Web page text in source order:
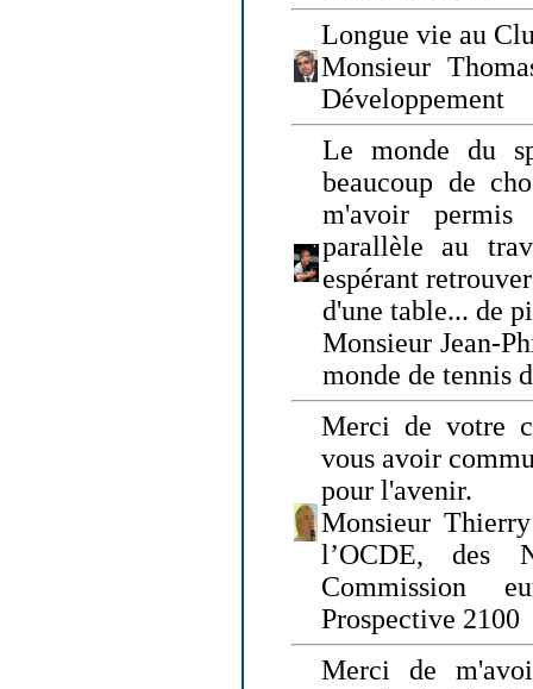
Longue vie au
Monsieur
Développement
Le monde du
beaucoup de
m'avoir
parallèle au
espérant
d'une table... de
Monsieur Jean-
monde de tennis
Merci de votre
vous avoir
pour l'avenir.
Monsieur
l’OCDE, des
Commission
Prospective 2100
Merci de